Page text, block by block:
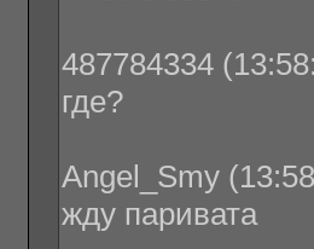
487784334
где?
Angel_Smy
жду паривата